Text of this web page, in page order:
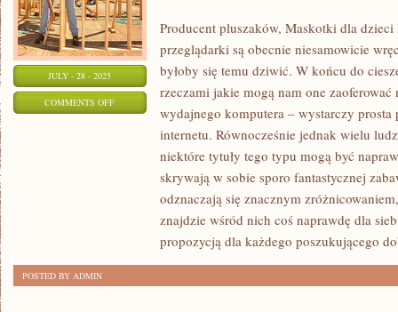
JULY - 28 - 2025
COMMENTS OFFON
Producent pluszaków, Maskotki dla
przeglądarki są obecnie niesamowicie
byłoby się temu dziwić. W końcu do
rzeczami jakie mogą nam one
wydajnego komputera – wystarczy prosta
internetu. Równocześnie jednak wielu
niektóre tytuły tego typu mogą być
skrywają w sobie sporo fantastycznej
odznaczają się znacznym
znajdzie wśród nich coś naprawdę dla
propozycją dla każdego poszukującego
POSTED BY ADMIN